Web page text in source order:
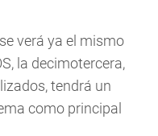
verá ya el mismo
la decimotercera,
tendrá un
como principal